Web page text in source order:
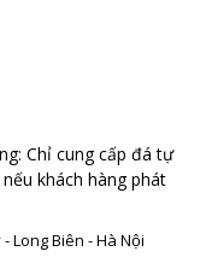
Chỉ cung cấp đá tự
khách hàng phát
Long Biên - Hà Nội